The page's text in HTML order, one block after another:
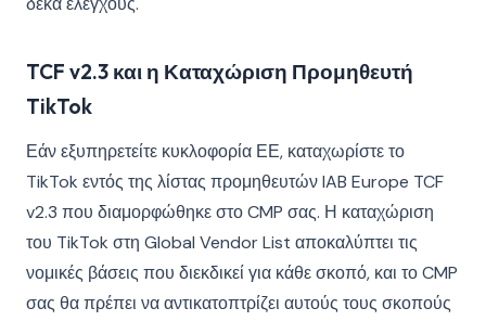
TCF v2.3 και η Καταχώριση Προμηθευτή
TikTok
Εάν εξυπηρετείτε κυκλοφορία ΕΕ, καταχωρίστε το
TikTok εντός της λίστας προμηθευτών IAB Europe TCF
v2.3 που διαμορφώθηκε στο CMP σας. Η καταχώριση
του TikTok στη Global Vendor List αποκαλύπτει τις
νομικές βάσεις που διεκδικεί για κάθε σκοπό, και το CMP
σας θα πρέπει να αντικατοπτρίζει αυτούς τους σκοπούς